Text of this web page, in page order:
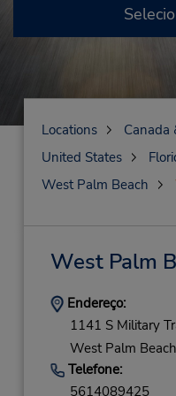
Locations
Canada
United States
West Palm Beach
West Palm
Endereço:
1141 S Military
West Palm
Telefone:
5614089425